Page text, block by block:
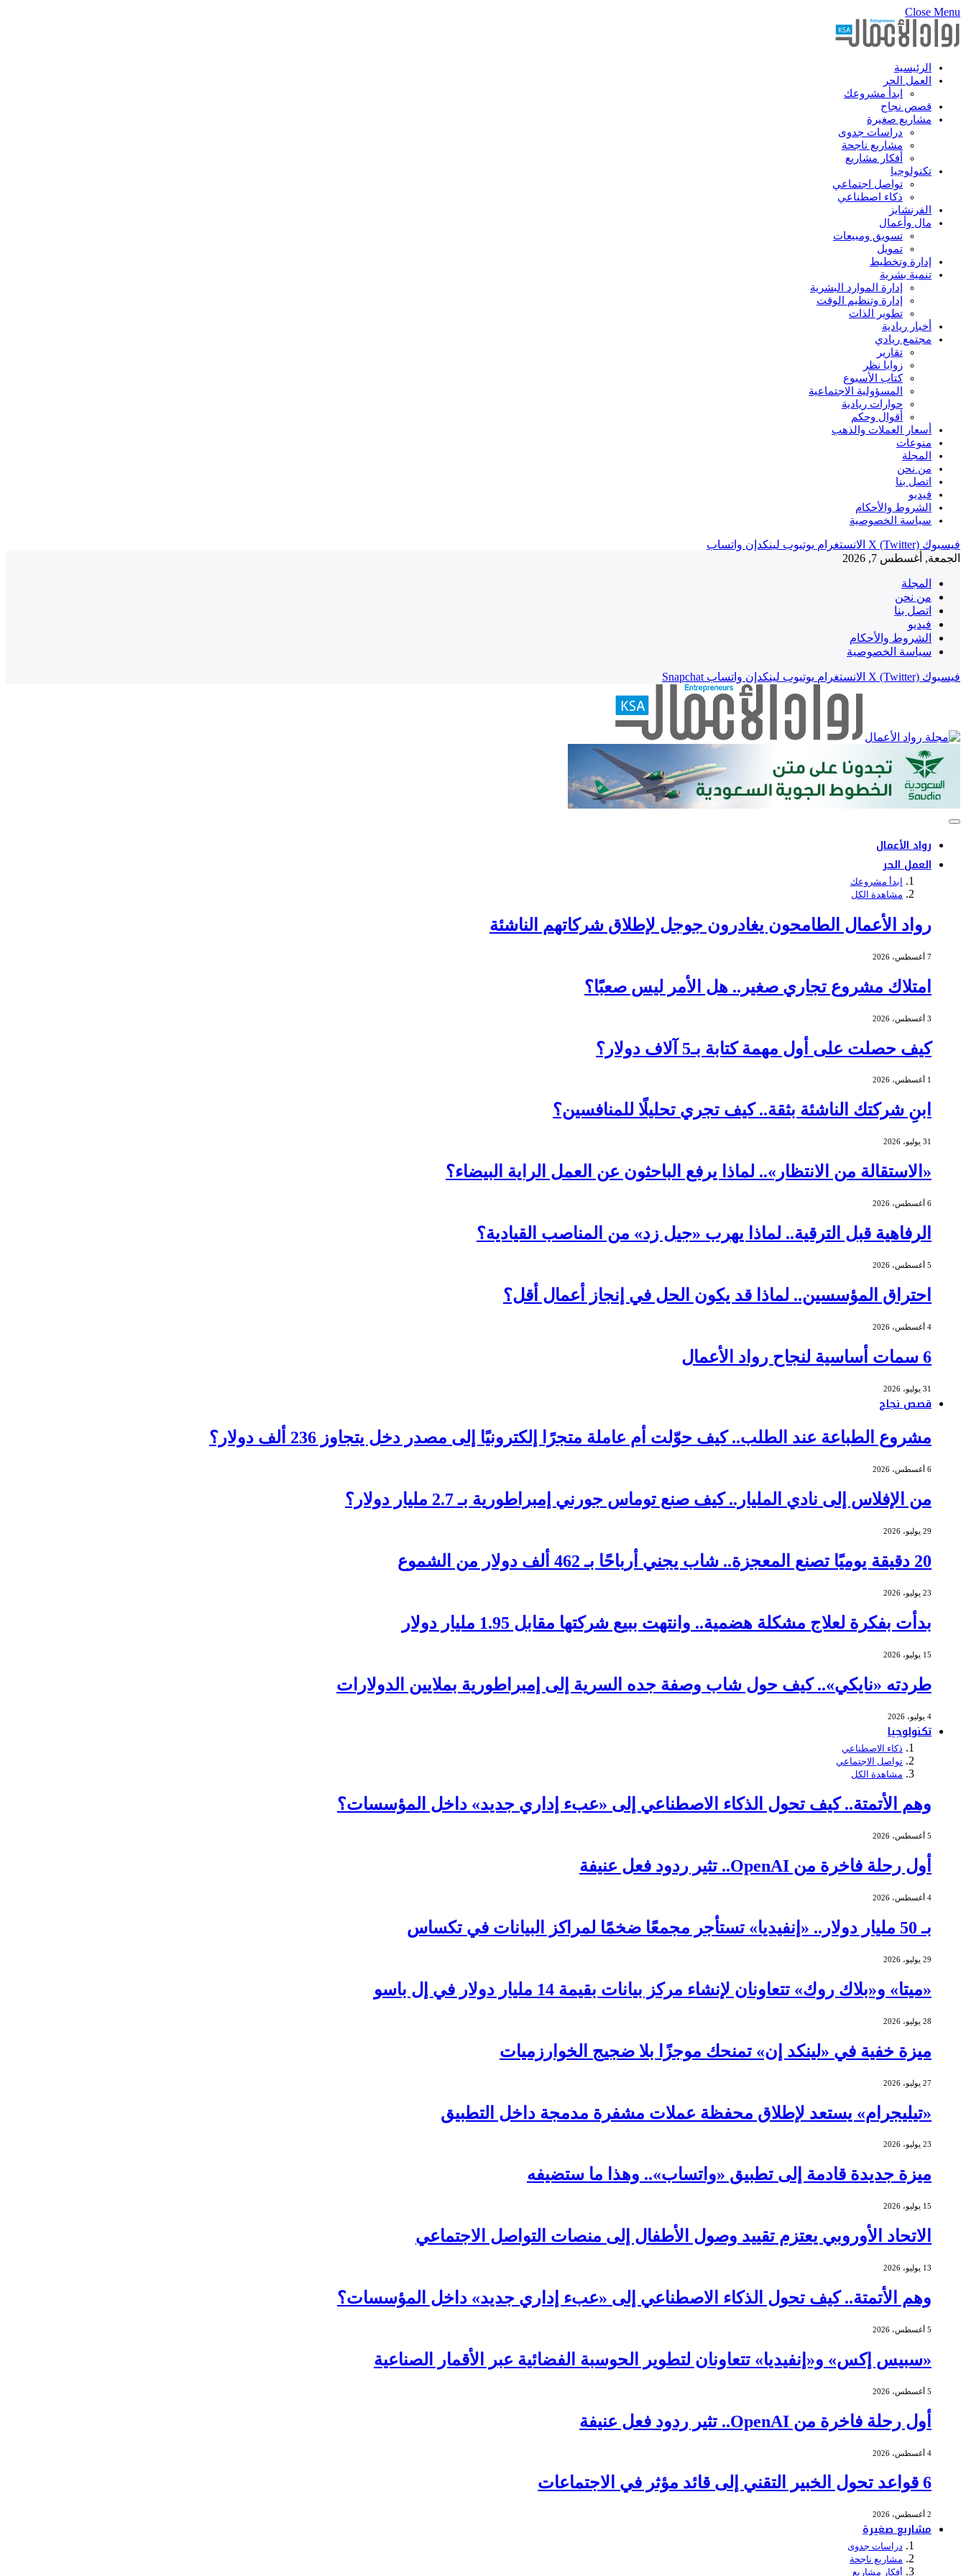
Close Menu
الرئيسية
العمل الحر
ابدأ مشروعك
قصص نجاح
مشاريع صغيرة
دراسات جدوى
مشاريع ناجحة
أفكار مشاريع
تكنولوجيا
تواصل اجتماعي
ذكاء اصطناعي
الفرنشايز
مال وأعمال
تسويق ومبيعات
تمويل
إدارة وتخطيط
تنمية بشرية
إدارة الموارد البشرية
إدارة وتنظيم الوقت
تطوير الذات
أخبار ريادية
مجتمع ريادي
تقارير
زوايا نظر
كتاب الأسبوع
المسؤولية الاجتماعية
حوارات ريادية
أقوال وحكم
أسعار العملات والذهب
منوعات
المجلة
من نحن
اتصل بنا
فيديو
الشروط والأحكام
سياسة الخصوصية
فيسبوك X (Twitter) الانستغرام يوتيوب لينكدإن واتساب
الجمعة, أغسطس 7, 2026
المجلة
من نحن
اتصل بنا
فيديو
الشروط والأحكام
سياسة الخصوصية
فيسبوك X (Twitter) الانستغرام يوتيوب لينكدإن واتساب Snapchat
رواد الأعمال
العمل الحر
ابدأ مشروعك
مشاهدة الكل
رواد الأعمال الطامحون يغادرون جوجل لإطلاق شركاتهم الناشئة
7 أغسطس، 2026
امتلاك مشروع تجاري صغير.. هل الأمر ليس صعبًا؟
3 أغسطس، 2026
كيف حصلت على أول مهمة كتابة بـ5 آلاف دولار؟
1 أغسطس، 2026
ابنِ شركتك الناشئة بثقة.. كيف تجري تحليلًا للمنافسين؟
31 يوليو، 2026
«الاستقالة من الانتظار».. لماذا يرفع الباحثون عن العمل الراية البيضاء؟
6 أغسطس، 2026
الرفاهية قبل الترقية.. لماذا يهرب «جيل زد» من المناصب القيادية؟
5 أغسطس، 2026
احتراق المؤسسين.. لماذا قد يكون الحل في إنجاز أعمال أقل؟
4 أغسطس، 2026
6 سمات أساسية لنجاح رواد الأعمال
31 يوليو، 2026
قصص نجاح
مشروع الطباعة عند الطلب.. كيف حوّلت أم عاملة متجرًا إلكترونيًا إلى مصدر دخل يتجاوز 236 ألف دولار؟
6 أغسطس، 2026
من الإفلاس إلى نادي المليار.. كيف صنع توماس جورني إمبراطورية بـ 2.7 مليار دولار؟
29 يوليو، 2026
20 دقيقة يوميًا تصنع المعجزة.. شاب يجني أرباحًا بـ 462 ألف دولار من الشموع
23 يوليو، 2026
بدأت بفكرة لعلاج مشكلة هضمية.. وانتهت ببيع شركتها مقابل 1.95 مليار دولار
15 يوليو، 2026
طردته «نايكي».. كيف حول شاب وصفة جده السرية إلى إمبراطورية بملايين الدولارات
4 يوليو، 2026
تكنولوجيا
ذكاء الاصطناعي
تواصل الاجتماعي
مشاهدة الكل
وهم الأتمتة.. كيف تحول الذكاء الاصطناعي إلى «عبء إداري جديد» داخل المؤسسات؟
5 أغسطس، 2026
أول رحلة فاخرة من OpenAI.. تثير ردود فعل عنيفة
4 أغسطس، 2026
بـ 50 مليار دولار.. «إنفيديا» تستأجر مجمعًا ضخمًا لمراكز البيانات في تكساس
29 يوليو، 2026
«ميتا» و«بلاك روك» تتعاونان لإنشاء مركز بيانات بقيمة 14 مليار دولار في إل باسو
28 يوليو، 2026
ميزة خفية في «لينكد إن» تمنحك موجزًا بلا ضجيج الخوارزميات
27 يوليو، 2026
«تيليجرام» يستعد لإطلاق محفظة عملات مشفرة مدمجة داخل التطبيق
23 يوليو، 2026
ميزة جديدة قادمة إلى تطبيق «واتساب».. وهذا ما ستضيفه
15 يوليو، 2026
الاتحاد الأوروبي يعتزم تقييد وصول الأطفال إلى منصات التواصل الاجتماعي
13 يوليو، 2026
وهم الأتمتة.. كيف تحول الذكاء الاصطناعي إلى «عبء إداري جديد» داخل المؤسسات؟
5 أغسطس، 2026
«سبيس إكس» و«إنفيديا» تتعاونان لتطوير الحوسبة الفضائية عبر الأقمار الصناعية
5 أغسطس، 2026
أول رحلة فاخرة من OpenAI.. تثير ردود فعل عنيفة
4 أغسطس، 2026
6 قواعد تحول الخبير التقني إلى قائد مؤثر في الاجتماعات
2 أغسطس، 2026
مشاريع صغيرة
دراسات جدوى
مشاريع ناجحة
أفكار مشاريع